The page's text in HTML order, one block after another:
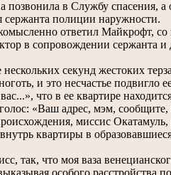
позвонила в Службу спасения,
сержанта полиции наружности.
ответил Майкрофт, со
в сопровождении сержанта
секунд жестоких
и это несчастье
что в ее квартире
«Ваш адрес, мэм,
миссис Окатамуль,
внутрь квартиры в
так, что моя ваза
особого расстройства